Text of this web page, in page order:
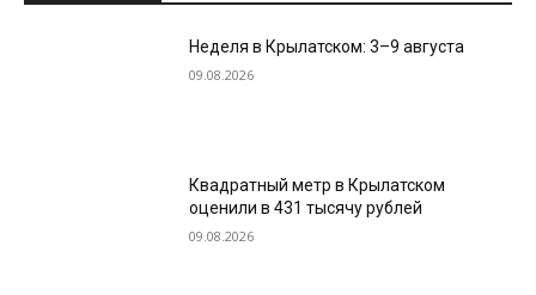
Неделя в Крылатском: 3–9 августа
09.08.2026
Квадратный метр в Крылатском
оценили в 431 тысячу рублей
09.08.2026